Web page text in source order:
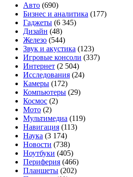
Samsung
Apple
потеснили
китайские
бренды
Авто (690)
Бизнес и аналитика (177)
Гаджеты (6 345)
Дизайн (48)
Железо (544)
Звук и акустика (123)
Игровые консоли (337)
Интернет (2 504)
Исследования (24)
Камеры (172)
Компьютеры (29)
Космос (2)
Мото (2)
Мультимедиа (119)
Навигация (113)
Наука (3 174)
Новости (738)
Ноутбуки (405)
Периферия (466)
Планшеты (202)